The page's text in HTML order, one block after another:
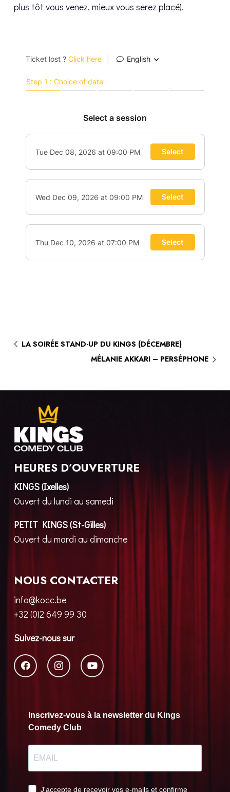
plus tôt vous venez, mieux vous serez placé).
LA SOIRÉE STAND-UP DU KINGS (DÉCEMBRE)
MÉLANIE AKKARI – PERSÉPHONE
HEURES D’OUVERTURE
KINGS (Ixelles)
Ouvert du lundi au samedi
PETIT KINGS (St-Gilles)
Ouvert du mardi au dimanche
NOUS CONTACTER
info@kocc.be
+32 (0)2 649 99 30
Suivez-nous sur
Inscrivez-vous à la newsletter du Kings
Comedy Club
J'accepte de recevoir vos e-mails et confirme